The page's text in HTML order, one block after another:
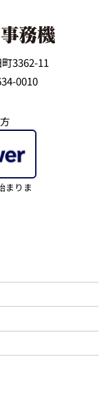
3362-11
0010
まりま